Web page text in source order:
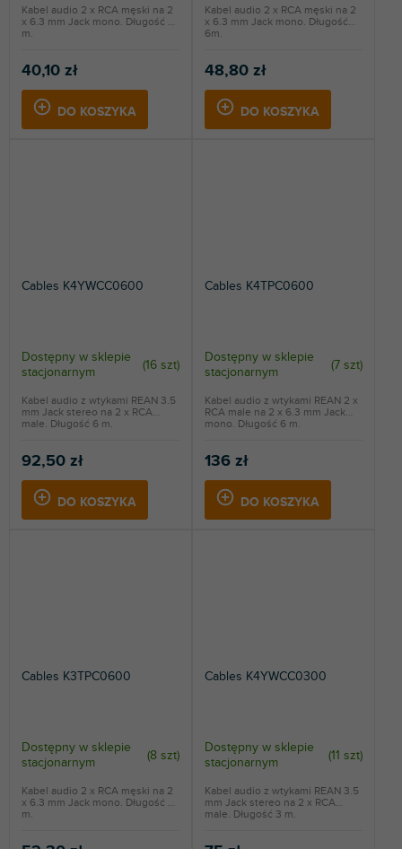
40,10 zł
DO KOSZYKA
Kabel audio 2 x RCA męski na 2
x 6.3 mm Jack mono. Długość 3
m.
48,80 zł
DO KOSZYKA
Kabel audio 2 x RCA męski na 2
x 6.3 mm Jack mono. Długość
6m.
Cables K4YWCC0600
Dostępny w sklepie
stacjonarnym
(16 szt)
92,50 zł
DO KOSZYKA
Kabel audio z wtykami REAN 3.5
mm Jack stereo na 2 x RCA
male. Długość 6 m.
Cables K4TPC0600
Dostępny w sklepie
stacjonarnym
(7 szt)
136 zł
DO KOSZYKA
Kabel audio z wtykami REAN 2 x
RCA male na 2 x 6.3 mm Jack
mono. Długość 6 m.
Cables K3TPC0600
Dostępny w sklepie
stacjonarnym
(8 szt)
Kabel audio 2 x RCA męski na 2
x 6.3 mm Jack mono. Długość 6
m.
Cables K4YWCC0300
Dostępny w sklepie
stacjonarnym
(11 szt)
Kabel audio z wtykami REAN 3.5
mm Jack stereo na 2 x RCA
male. Długość 3 m.